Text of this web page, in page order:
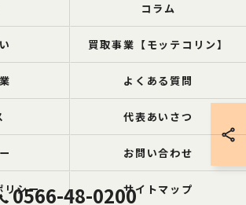
0566-48-0200
コラム
買取事業【モッテコリン】
よくある質問
代表あいさつ
お問い合わせ
リシー サイトマップ